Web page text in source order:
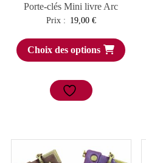
Porte-clés Mini livre Arc
Prix : 19,00 €
Choix des options